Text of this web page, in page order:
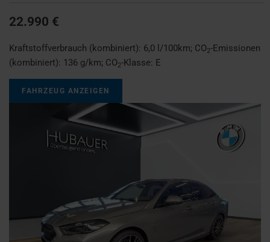
22.990 €
Kraftstoffverbrauch (kombiniert): 6,0 l/100km; CO2-Emissionen
(kombiniert): 136 g/km; CO2-Klasse: E
FAHRZEUG ANZEIGEN